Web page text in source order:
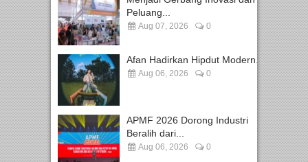
Peluang...
Aug 07, 2026 0
Afan Hadirkan Hipdut Modern...
Aug 06, 2026 0
APMF 2026 Dorong Industri
Beralih dari...
Aug 06, 2026 0